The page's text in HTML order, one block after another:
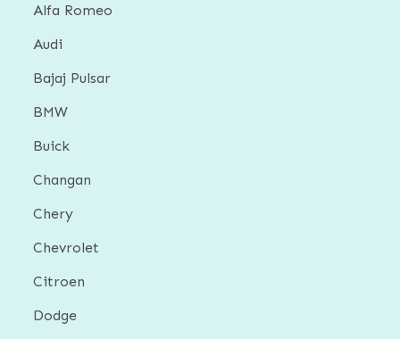
Alfa Romeo
Audi
Bajaj Pulsar
BMW
Buick
Changan
Chery
Chevrolet
Citroen
Dodge